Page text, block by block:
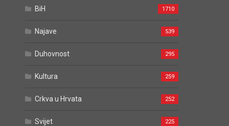
BiH 1710
Najave 539
Duhovnost 295
Kultura 259
Crkva u Hrvata 252
Svijet 225